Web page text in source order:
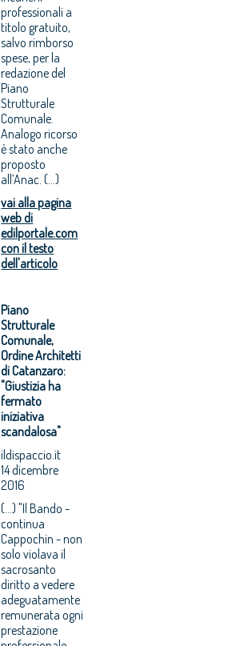
professionali a
titolo gratuito,
salvo rimborso
spese, per la
redazione del
Piano
Strutturale
Comunale.
Analogo ricorso
è stato anche
proposto
all’Anac. (...)
vai alla pagina
web di
edilportale.com
con il testo
dell'articolo
Piano
Strutturale
Comunale,
Ordine Architetti
di Catanzaro:
"Giustizia ha
fermato
iniziativa
scandalosa"
ildispaccio.it
14 dicembre
2016
(...) "Il Bando -
continua
Cappochin - non
solo violava il
sacrosanto
diritto a vedere
adeguatamente
remunerata ogni
prestazione